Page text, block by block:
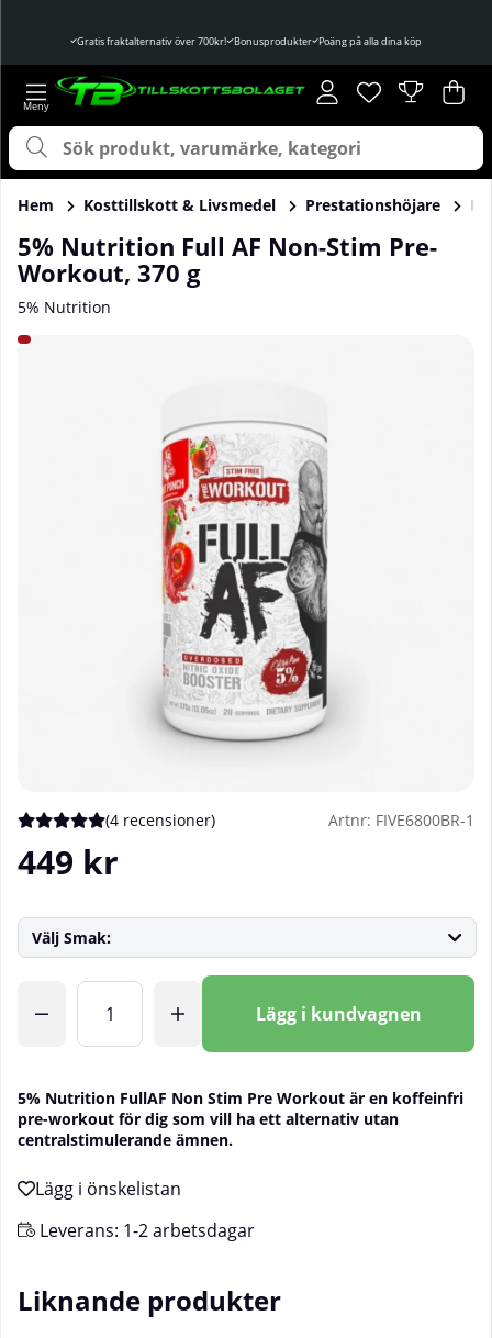
Gratis fraktalternativ över 700kr! Bonusprodukter Poäng på alla dina köp
Önskelista
Antal i
. .
Hem Kosttillskott & Livsmedel Prestationshöjare
5% Nutrition Full AF Non-Stim Pre-
Workout, 370 g
5% Nutrition
Produktbilder 5% Nutrition Full AF Non-Stim Pre-Workout,
Medelbetyg 5 av 5 Antal betyg 4
(4 recensioner) Artnr: FIVE6800BR-1
449 kr
Välj Smak:
Lägg i kundvagnen
5% Nutrition FullAF Non Stim Pre Workout är en koffeinfri
pre-workout för dig som vill ha ett alternativ utan
centralstimulerande ämnen.
Leverans: 1-2 arbetsdagar
Liknande produkter